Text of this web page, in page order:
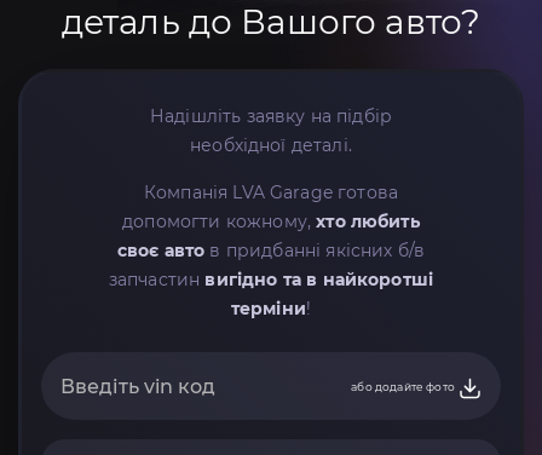
деталь до Вашого авто?
Надішліть заявку на підбір
необхідної деталі.
Компанія LVA Garage готова
допомогти кожному,хто любить
своє авто в придбанні якісних б/в
запчастин вигідно та в найкоротші
терміни!
або додайте фото